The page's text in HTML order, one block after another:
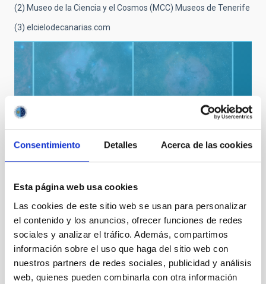
Consentimiento Detalles Acerca de las cookies
Esta página web usa cookies
Las cookies de este sitio web se usan para personalizar
el contenido y los anuncios, ofrecer funciones de redes
sociales y analizar el tráfico. Además, compartimos
información sobre el uso que haga del sitio web con
nuestros partners de redes sociales, publicidad y análisis
web, quienes pueden combinarla con otra información
(2) Museo de la Ciencia y el Cosmos (MCC) Museos de Tenerife
(3) elcielodecanarias.com
VER GALERÍA